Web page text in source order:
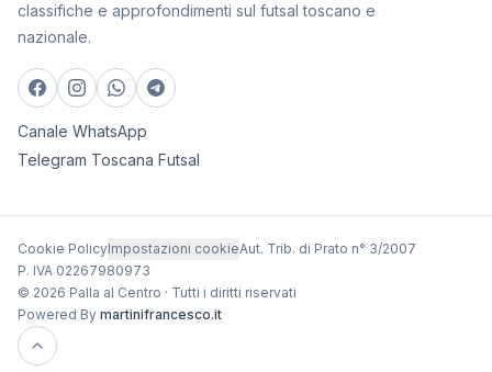
classifiche e approfondimenti sul futsal toscano e
nazionale.
Canale WhatsApp
Telegram Toscana Futsal
Cookie PolicyImpostazioni cookieAut. Trib. di Prato n° 3/2007
P. IVA 02267980973
© 2026 Palla al Centro · Tutti i diritti riservati
Powered By martinifrancesco.it